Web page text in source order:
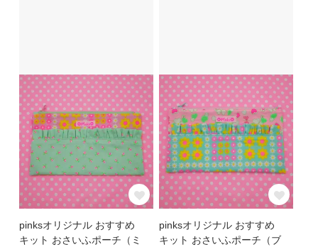
pinksオリジナル おすすめ
キット おさいふポーチ（ミ
pinksオリジナル おすすめ
キット おさいふポーチ（ブ